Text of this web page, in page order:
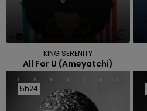
KING SERENITY
All For U (ameyatchi)
5h24
5h24